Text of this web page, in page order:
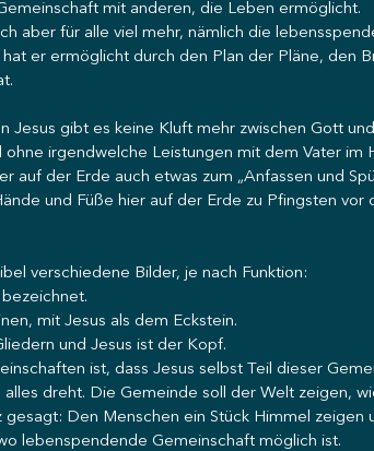
mit anderen, die Leben ermöglicht.
aber für alle viel mehr, nämlich die
er ermöglicht durch den Plan der Pläne, den
Jesus gibt es keine Kluft mehr zwischen Gott
irgendwelche Leistungen mit dem Vater im
auf der Erde auch etwas zum „Anfassen und
und Füße hier auf der Erde zu Pfingsten vor
verschiedene Bilder, je nach Funktion:
mit Jesus als dem Eckstein.
und Jesus ist der Kopf.
ist, dass Jesus selbst Teil dieser
dreht. Die Gemeinde soll der Welt zeigen,
gesagt: Den Menschen ein Stück Himmel zeigen
lebenspendende Gemeinschaft möglich ist.